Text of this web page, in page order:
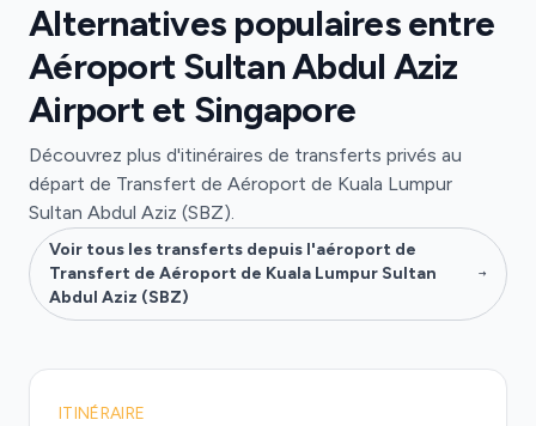
Alternatives populaires entre
Aéroport Sultan Abdul Aziz
Airport et Singapore
Découvrez plus d'itinéraires de transferts privés au
départ de Transfert de Aéroport de Kuala Lumpur
Sultan Abdul Aziz (SBZ).
Voir tous les transferts depuis l'aéroport de
Transfert de Aéroport de Kuala Lumpur Sultan
Abdul Aziz (SBZ)
ITINÉRAIRE